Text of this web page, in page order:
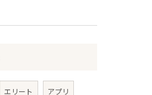
エリート アプリ